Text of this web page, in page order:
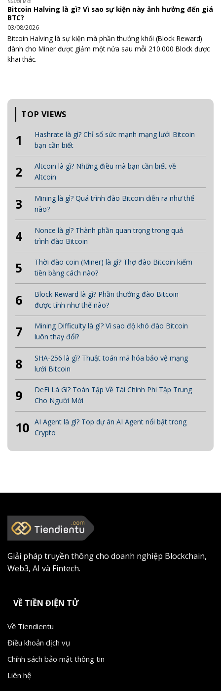
NGƯỜI MỚI
Bitcoin Halving là gì? Vì sao sự kiện này ảnh hưởng đến giá
BTC?
03/08/2026
Bitcoin Halving là sự kiện mà phần thưởng khối (Block Reward)
dành cho Miner được giảm một nửa sau mỗi 210.000 Block được
khai thác.
TOP VIEWS
1
Hashrate là gì? Chỉ số sức mạnh mạng lưới Bitcoin
bạn cần biết
2
Altcoin là gì? Những điều mà bạn cần biết về
Altcoin
3
Mining là gì? Quá trình đào Bitcoin diễn ra như thế
nào?
4
Nonce là gì? Thành phần quan trọng trong quá
trình đào Bitcoin
5
Thời đào coin (Miner) là gì? Thợ đào Bitcoin kiếm
tiền bằng cách nào?
6
Block Reward là gì? Phần thưởng đào Bitcoin
được tính như thế nào?
7
Mining Difficulty là gì? Vì sao độ khó đào Bitcoin
luôn thay đổi?
8
SHA-256 là gì? Thuật toán mã hóa bảo vệ mạng
lưới Bitcoin
9
DeFi Là Gì? Toàn Tập Về Tài Chính Phi Tập Trung
Cho Người Mới
10 AI Agent là gì? Top dự án AI Agent nổi bật trong
Crypto
Giải pháp truyền thông cho doanh nghiệp Blockchain,
Web3, AI và Fintech.
VỀ TIỀN ĐIỆN TỬ
Về Tiendientu
Điều khoản dịch vụ
Chính sách bảo mật thông tin
Liên hệ